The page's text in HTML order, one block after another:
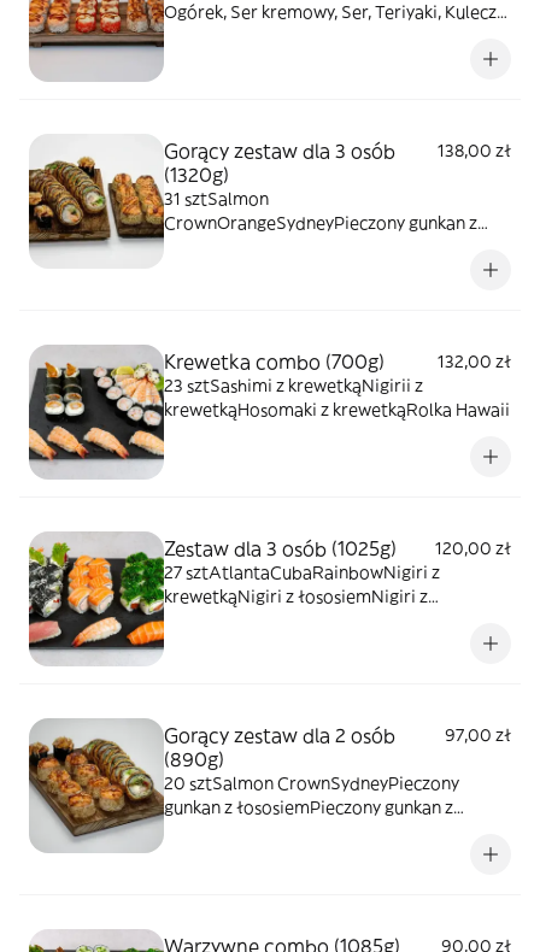
Ogórek, Ser kremowy, Ser, Teriyaki, Kuleczki
Teriyaki, Biały sezam, Ryż, Nori)
Gorący zestaw dla 3 osób
(1320g)
138,00 zł
31 sztSalmon
CrownOrangeSydneyPieczony gunkan z
Krewetka combo (700g)
132,00 zł
23 sztSashimi z krewetkąNigirii z
krewetkąHosomaki z krewetkąRolka Hawaii
Zestaw dla 3 osób (1025g)
120,00 zł
27 sztAtlantaCubaRainbowNigiri z
krewetkąNigiri z łososiemNigiri z
Gorący zestaw dla 2 osób
(890g)
97,00 zł
20 sztSalmon CrownSydneyPieczony
gunkan z łososiemPieczony gunkan z
Warzywne combo (1085g)
90,00 zł